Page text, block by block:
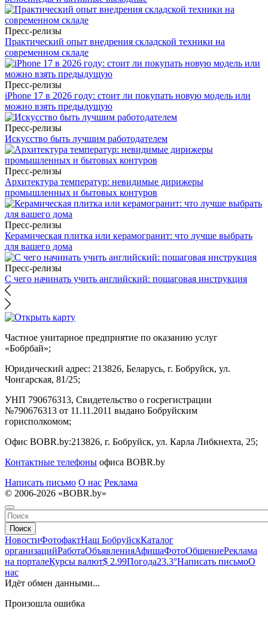
Пресс-релизы
Практический опыт внедрения складской техники на
современном складе
Пресс-релизы
iPhone 17 в 2026 году: стоит ли покупать новую модель или
можно взять предыдущую
Пресс-релизы
Искусство быть лучшим работодателем
Пресс-релизы
Архитектура температур: невидимые дирижеры
промышленных и бытовых контуров
Пресс-релизы
Керамическая плитка или керамогранит: что лучше выбрать
для вашего дома
Пресс-релизы
С чего начинать учить английский: пошаговая инструкция
Частное унитарное предприятие по оказанию услуг
«Бобрбай»;
Юридический адрес: 213826, Беларусь, г. Бобруйск, ул.
Чонгарская, 81/25;
УНП 790676313, Свидетельство о госрегистрации
№790676313 от 11.11.2011 выдано Бобруйским
горисполкомом;
Офис BOBR.by:213826, г. Бобруйск, ул. Карла Либкнехта, 25;
Контактные телефоны офиса BOBR.by
Написать письмо О нас Реклама
© 2006-2026 «BOBR.by»
Поиск
НовостиФотофактНаш БобруйскКаталог
организацийРаботаОбъявленияАфишаФотоОбщениеРеклама
на порталеКурсы валют$ 2.99Погода23.3°Написать письмоО
нас
Идёт обмен данными...
Произошла ошибка